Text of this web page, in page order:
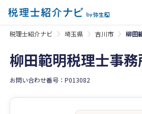
税理士紹介ナビ 埼玉県 吉川市 柳田
柳田範明税理士事務
お問い合わせ番号：P013082